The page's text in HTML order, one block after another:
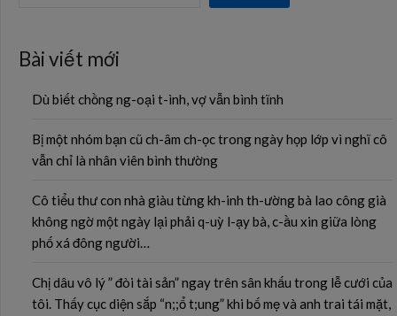
Bài viết mới
Dù biết chồng ng-oại t-ình, vợ vẫn bình tĩnh
Bị một nhóm bạn cũ ch-âm ch-ọc trong ngày họp lớp vì nghĩ cô
vẫn chỉ là nhân viên bình thường
Cô tiểu thư con nhà giàu từng kh-inh th-ường bà lao công già
không ngờ một ngày lại phải q-uỳ l-ạy bà, c-ầu xin giữa lòng
phố xá đông người…
Chị dâu vô lý ” đòi tài sản” ngay trên sân khấu trong lễ cưới của
tôi. Thấy cục diện sắp “n;;ổ t;ung” khi bố mẹ và anh trai tái mặt,